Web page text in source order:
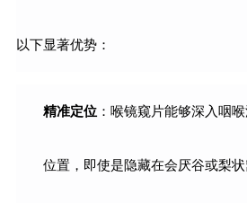
以下显著优势：
精准定位：喉镜窥片能够深入咽
位置，即使是隐藏在会厌谷或梨